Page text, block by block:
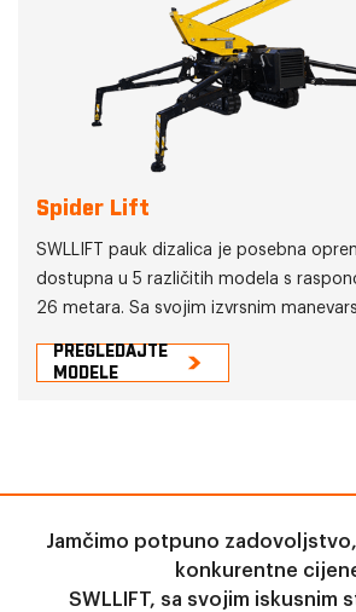
Spider Lift
SWLLIFT pauk dizalica je posebna
dostupna u 5 različitih modela s
26 metara. Sa svojim izvrsnim
na visini u ograničenim ili složenim
PREGLEDAJTE
MODELE
Jamčimo potpuno
konkurentne
SWLLIFT, sa svojim iskusnim